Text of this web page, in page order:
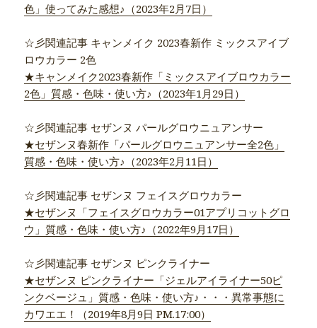
色」使ってみた感想♪（2023年2月7日）
☆彡関連記事 キャンメイク 2023春新作 ミックスアイブ
ロウカラー 2色
★キャンメイク2023春新作「ミックスアイブロウカラー
2色」質感・色味・使い方♪（2023年1月29日）
☆彡関連記事 セザンヌ パールグロウニュアンサー
★セザンヌ春新作「パールグロウニュアンサー全2色」
質感・色味・使い方♪（2023年2月11日）
☆彡関連記事 セザンヌ フェイスグロウカラー
★セザンヌ「フェイスグロウカラー01アプリコットグロ
ウ」質感・色味・使い方♪（2022年9月17日）
☆彡関連記事 セザンヌ ピンクライナー
★セザンヌ ピンクライナー「ジェルアイライナー50ピ
ンクベージュ」質感・色味・使い方♪・・・異常事態に
カワエエ！（2019年8月9日 PM.17:00）